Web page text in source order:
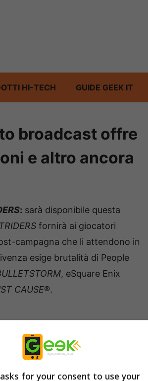
HI-TECH GUIDE GEEK IT
broadcast offre
e altro ancora
: sarà disponibile questa
fornirà ai giocatori
campagna che li attendono in
esige brutalità di People
, eSquare Enix
CAUSE®.
for your consent to use your